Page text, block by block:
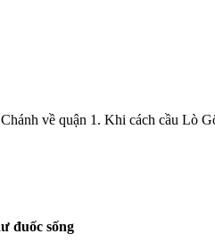
về quận 1. Khi cách cầu Lò
đuốc sống